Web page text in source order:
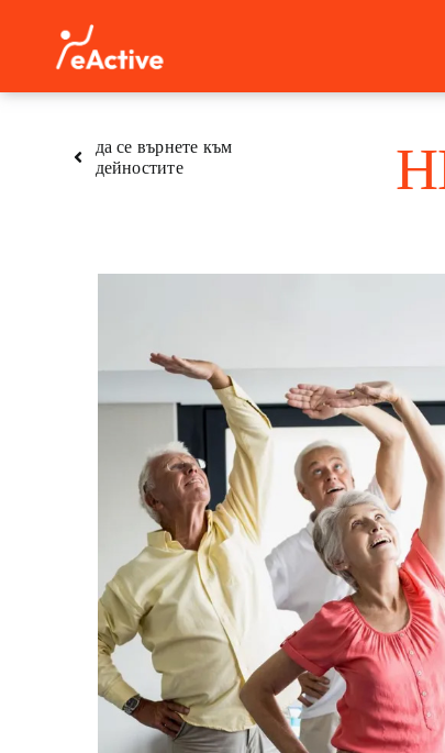
content
да се върнете към
дейностите